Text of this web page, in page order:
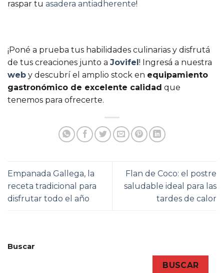
raspar tu asadera antiadherente!
¡Poné a prueba tus habilidades culinarias y disfrutá
de tus creaciones junto a Jovifel! Ingresá a nuestra
web y descubrí el amplio stock en equipamiento
gastronómico de excelente calidad que
tenemos para ofrecerte.
Empanada Gallega, la
receta tradicional para
disfrutar todo el año
Flan de Coco: el postre
saludable ideal para las
tardes de calor
Buscar
BUSCAR